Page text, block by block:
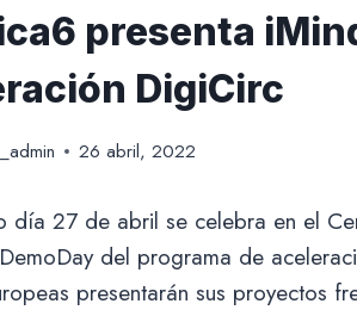
presenta
DigiCirc
26 abril, 2022
día 27 de abril se celebra en el
del programa de
presentarán sus proyectos